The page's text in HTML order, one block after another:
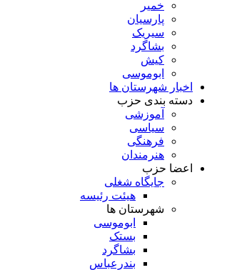
خمیر
پارسیان
سیریک
بشاگرد
کیش
ابوموسی
اخبار شهرستان ها
دسته بندی حزب
آموزشی
سیاسی
فرهنگی
هنرمندان
اعضا حزب
جایگاه شغلی
هیئت رئیسه
شهرستان ها
ابوموسی
بستک
بشاگرد
بندرعباس